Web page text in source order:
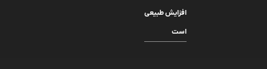
افزایش طبیعی
است